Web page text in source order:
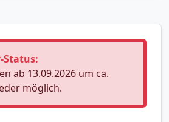
Status:
ab 13.09.2026 um ca.
möglich.